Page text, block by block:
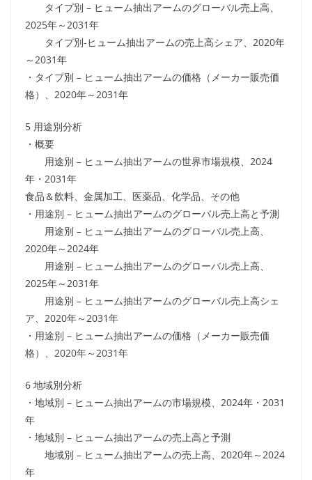
タイプ別 – ヒューム抽出アームのグローバル売上高、
2025年～2031年
タイプ別-ヒューム抽出アームの売上高シェア、2020年
～2031年
・タイプ別 – ヒューム抽出アームの価格（メーカー販売価
格）、2020年～2031年
5 用途別分析
・概要
用途別 – ヒューム抽出アームの世界市場規模、2024
年・2031年
食品＆飲料、金属加工、医薬品、化学品、その他
・用途別 – ヒューム抽出アームのグローバル売上高と予測
用途別 – ヒューム抽出アームのグローバル売上高、
2020年～2024年
用途別 – ヒューム抽出アームのグローバル売上高、
2025年～2031年
用途別 – ヒューム抽出アームのグローバル売上高シェ
ア、2020年～2031年
・用途別 – ヒューム抽出アームの価格（メーカー販売価
格）、2020年～2031年
6 地域別分析
・地域別 – ヒューム抽出アームの市場規模、2024年・2031
年
・地域別 – ヒューム抽出アームの売上高と予測
地域別 – ヒューム抽出アームの売上高、2020年～2024
年